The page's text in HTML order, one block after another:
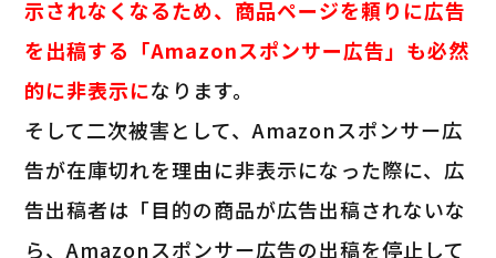
示されなくなるため、商品ページを頼りに広告
を出稿する「Amazonスポンサー広告」も必然
的に非表示になります。
そして二次被害として、Amazonスポンサー広
告が在庫切れを理由に非表示になった際に、広
告出稿者は「目的の商品が広告出稿されないな
ら、Amazonスポンサー広告の出稿を停止して